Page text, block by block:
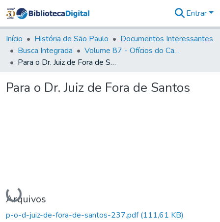
&
Coleções
Tudo na
Biblioteca
Estatísticas
Entrar
Início História de São Paulo
Documentos Interessantes
Busca Integrada
Volume 87 - Ofícios do Capitão General Antonio Manoel de Melo Castro e Mendonça (1797- 1801)
Para o Dr. Juiz de Fora de Santos
Para o Dr. Juiz de Fora de Santos
Carregando...
Arquivos
p-o-d-juiz-de-fora-de-santos-237.pdf(111,61 KB)